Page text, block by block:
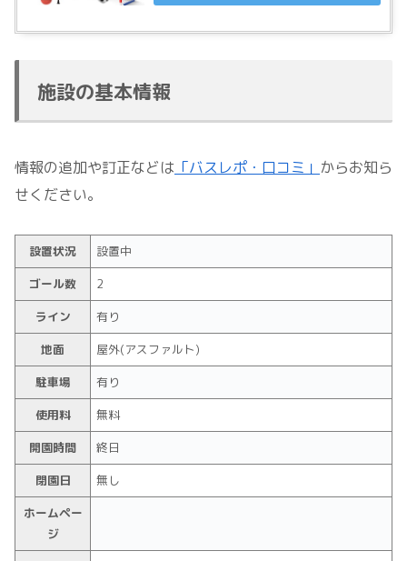
施設の基本情報
情報の追加や訂正などは 「バスレポ・口コミ」 からお知ら
せください。
設置状況
設置中
ゴール数
2
ライン
有り
地面
屋外(アスファルト)
駐車場
有り
使用料
無料
開園時間
終日
閉園日
無し
ホームペー
ジ